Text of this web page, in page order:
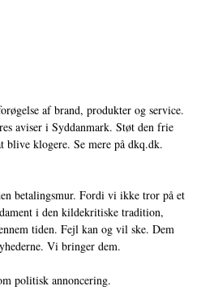
af brand, produkter og service.
aviser i Syddanmark. Støt den frie
klogere. Se mere på dkq.dk.
betalingsmur. Fordi vi ikke tror på et
i den kildekritiske tradition,
tiden. Fejl kan og vil ske. Dem
Vi bringer dem.
politisk annoncering.